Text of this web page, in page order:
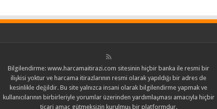
Bilgilendirme: www.harcamaitirazi.com sitesinin hiçbir banka ile resmi bir
ilişkisi yoktur ve harcama itirazlarının resmi olarak yapıldığı bir adres de
kesinlikle değildir. Bu site yalnızca insani olarak bilgilendirme yapmak ve
kullanıcılarının birbirleriyle yorumlar üzerinden yardımlaşması amacıyla hiçbir
ticari amaç gütmeksizin kurulmuş bir platformdur.